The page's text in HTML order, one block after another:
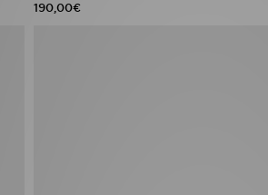
190,00€